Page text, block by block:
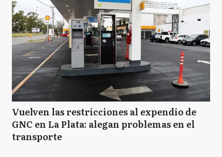
Vuelven las restricciones al expendio de
GNC en La Plata: alegan problemas en el
transporte